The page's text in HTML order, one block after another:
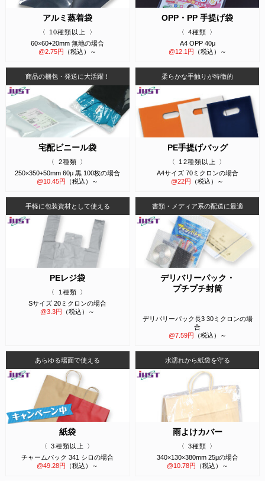
アルミ蒸着袋
10種類以上
60×60+20mm 無地の場合
@2.75円 （税込）～
OPP・PP 手提げ袋
4種類
A4 OPP 40μ
@12.1 円 （税込）～
商品の梱包・発送に大活躍！
宅配ビニール袋
2種類
250×350+50mm 60μ 黒 100枚の場合
@10.45円 （税込）～
柔らかな手触りが特徴的
PE手提げバッグ
12種類以上
A4サイズ 70ミクロンの場合
@22円 （税込）～
手軽に包装資材として使える
PEレジ袋
1種類
Sサイズ 20ミクロンの場合
@3.3円 （税込）～
書類・メディア系の配送に最適
デリバリーパック・
プチプチ封筒
デリバリーパック長3 30ミクロンの場
合
@7.59円 （税込）～
あらゆる場面で使える
紙袋
3種類以上
チャームバック 341 シロの場合
@49.28円 （税込）～
水濡れから紙袋を守る
雨よけカバー
3種類
340×130×380mm 25μの場合
@10.78円 （税込）～